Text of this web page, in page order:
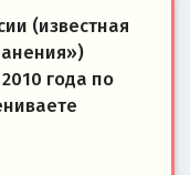
(известная
года по